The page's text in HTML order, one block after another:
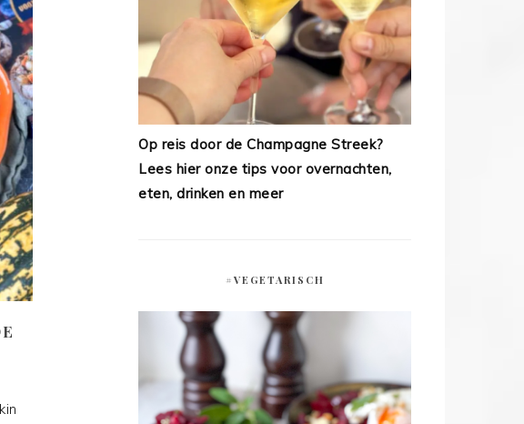
Op reis door de Champagne Streek?
Lees hier onze tips voor overnachten,
eten, drinken en meer
#VEGETARISCH